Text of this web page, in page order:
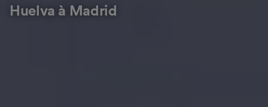
Huelva à Madrid